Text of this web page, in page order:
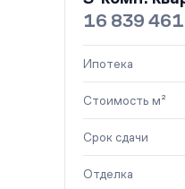
16 839
Ипотека
Стоимость м²
Срок сдачи
Отделка